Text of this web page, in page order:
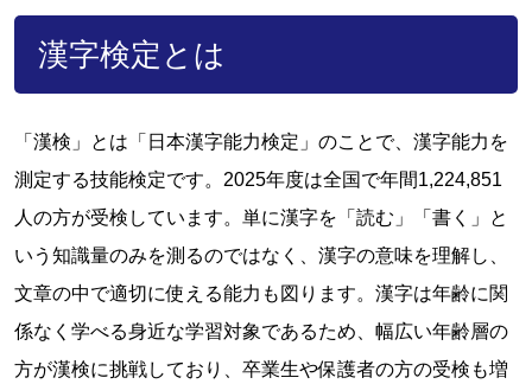
漢字検定とは
「漢検」とは「日本漢字能力検定」のことで、漢字能力を
測定する技能検定です。2025年度は全国で年間1,224,851
人の方が受検しています。単に漢字を「読む」「書く」と
いう知識量のみを測るのではなく、漢字の意味を理解し、
文章の中で適切に使える能力も図ります。漢字は年齢に関
係なく学べる身近な学習対象であるため、幅広い年齢層の
方が漢検に挑戦しており、卒業生や保護者の方の受検も増